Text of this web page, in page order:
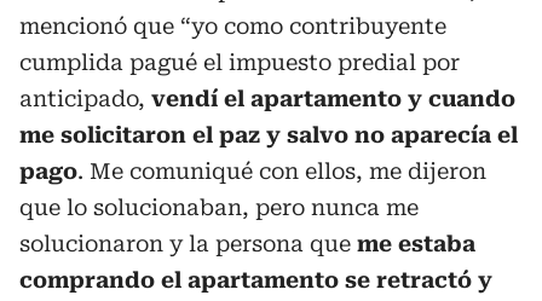
mencionó que “yo como contribuyente
cumplida pagué el impuesto predial por
anticipado, vendí el apartamento y cuando
me solicitaron el paz y salvo no aparecía el
pago. Me comuniqué con ellos, me dijeron
que lo solucionaban, pero nunca me
solucionaron y la persona que me estaba
comprando el apartamento se retractó y